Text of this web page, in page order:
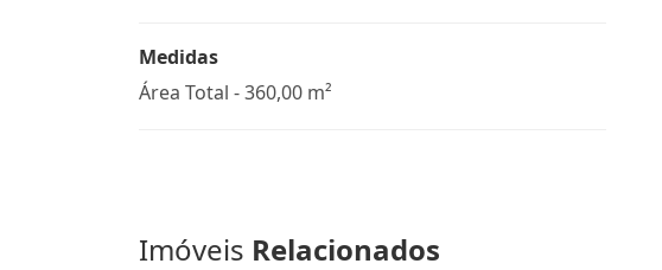
Medidas
Área Total - 360,00 m²
Imóveis Relacionados